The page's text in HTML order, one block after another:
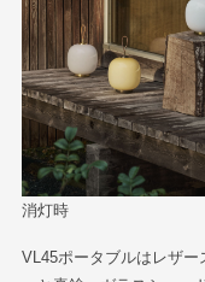
消灯時
VL45ポータブルはレザ